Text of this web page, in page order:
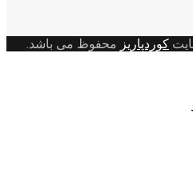
کوردپاریز محفوظ می باشد.